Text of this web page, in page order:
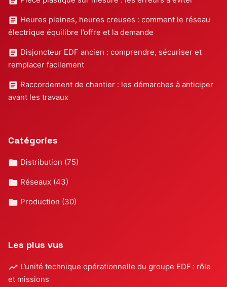
Heures pleines, heures creuses : comment le réseau
électrique équilibre l’offre et la demande
Disjoncteur EDF ancien : comprendre, sécuriser et
remplacer facilement
Raccordement de chantier : les démarches à anticiper
avant les travaux
Catégories
Distribution (75)
Réseaux (43)
Production (30)
Les plus vus
L’unité technique opérationnelle du groupe EDF : rôle
et missions